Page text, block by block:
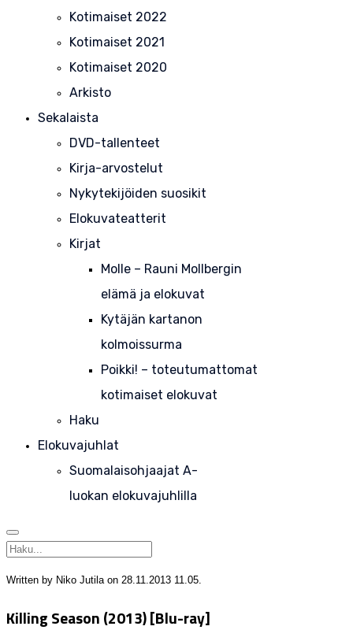
Kotimaiset 2022
Kotimaiset 2021
Kotimaiset 2020
Arkisto
Sekalaista
DVD-tallenteet
Kirja-arvostelut
Nykytekijöiden suosikit
Elokuvateatterit
Kirjat
Molle – Rauni Mollbergin
elämä ja elokuvat
Kytäjän kartanon
kolmoissurma
Poikki! – toteutumattomat
kotimaiset elokuvat
Haku
Elokuvajuhlat
Suomalaisohjaajat A-
luokan elokuvajuhlilla
Written by Niko Jutila on 28.11.2013 11.05.
Killing Season (2013) [Blu-ray]